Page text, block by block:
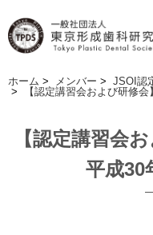
ホーム > メンバー > JSOI認
>
【認定講習会および研修
【認定講習会
平成30